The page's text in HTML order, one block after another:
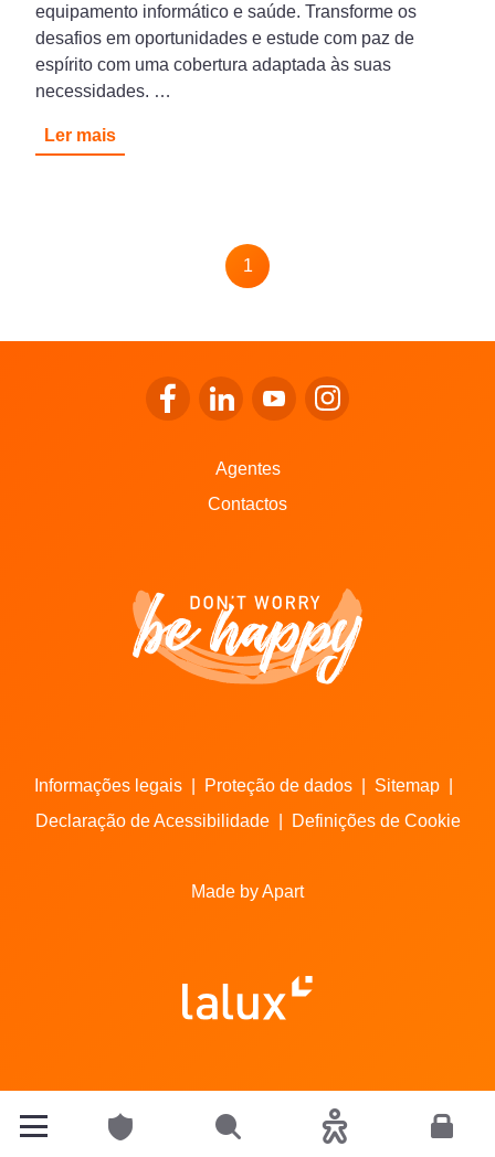
Particulares Pesquisar Acessibilidade
equipamento informático e saúde. Transforme os
desafios em oportunidades e estude com paz de
espírito com uma cobertura adaptada às suas
necessidades. …
Ler mais
Pagination
Page
1
Ir para o Facebook da LALUX
Ir para o LinkedIn da LALUX
Ir para o YouTube da
Ir para o Instagram
Agentes
Contactos
Informações legais Proteção de dados Sitemap
Declaração de Acessibilidade
Definições de Cookie
Made by Apart